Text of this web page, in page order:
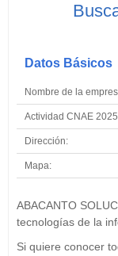
Datos Básicos
Nombre de la
Actividad CNAE
Dirección:
Mapa:
ABACANTO
tecnologías de la
Si quiere conocer